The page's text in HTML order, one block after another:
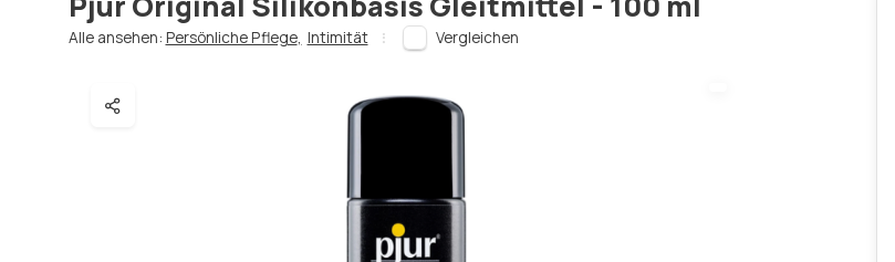
Alle ansehen: Persönliche Pflege, Intimität Vergleichen